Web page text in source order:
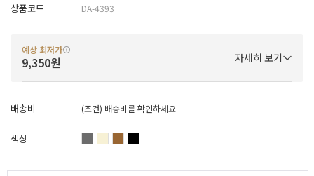
상품코드 DA-4393
예상 최저가
9,350원 자세히 보기
배송비 (조건) 배송비를 확인하세요
색상